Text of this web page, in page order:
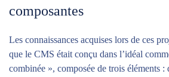
composantes
Les connaissances acquises lors de ces
que le CMS était conçu dans l’idéal
combinée », composée de trois éléments :